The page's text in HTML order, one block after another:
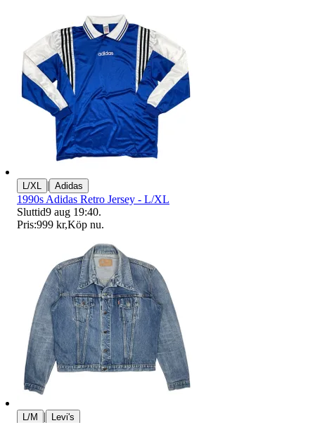
L/XL | Adidas
1990s Adidas Retro Jersey - L/XL
Sluttid9 aug 19:40.
Pris:999 kr,Köp nu.
L/M | Levi's